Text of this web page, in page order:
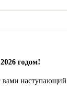
годом!
вами